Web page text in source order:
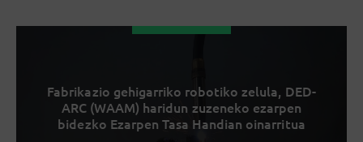
Fabrikazio gehigarriko robotiko zelula, DED-
ARC (WAAM) haridun zuzeneko ezarpen
bidezko Ezarpen Tasa Handian oinarritua